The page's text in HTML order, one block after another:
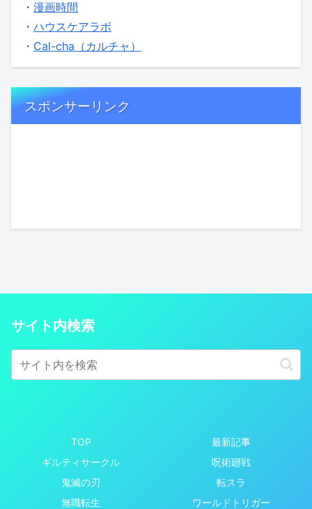
・ 漫画時間
・ ハウスケアラボ
・ Cal-cha（カルチャ）
スポンサーリンク
サイト内検索
TOP
最新記事
ギルティサークル
呪術廻戦
鬼滅の刃
転スラ
無職転生
ワールドトリガー